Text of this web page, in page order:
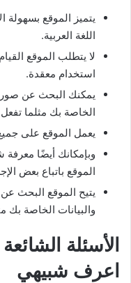
يتميز الموقع بسهولة
اللغة العربية.
لا يتطلب الموقع
استخدام معقدة.
يمكنك البحث عن
الخاصة بك مثلما
يعمل الموقع على جميع
وبإمكانك أيضًا
الموقع باتباع بعض
يتيح الموقع البحث
والبيانات الخاصة
الأسئلة
اعرف شبيهي